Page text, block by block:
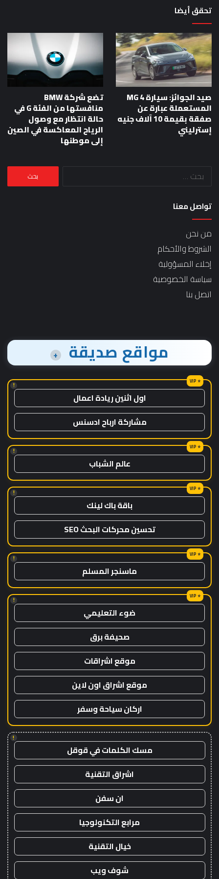
تحقق أيضا
صيد الجوائز: سيارة MG 4
المستعملة عبارة عن
صفقة بقيمة 10 آلاف جنيه
إسترليني
تضع شركة BMW
منافستها من الفئة G في
حالة انتظار مع وصول
الرياح المعاكسة في الصين
إلى موطنها
البحث
تواصل معنا
من نحن
الشروط والأحكام
إخلاء المسؤولية
سياسة الخصوصية
اتصل بنا
مواقع صديقة +
!
اول اثنين ريادة اعمال
مشاركة ارباح ادسنس
!
عالم الشباب
!
باقة باك لينك
تحسين محركات البحث SEO
!
ماسنجر المسلم
!
ضوء التعليمي
صحيفة برق
موقع اشراقات
موقع اشراق اون لاين
اركان سياحة وسفر
!
مسك الكلمات في قوقل
اشراق التقنية
ان سفن
مرابع التكنولوجيا
خيال التقنية
شوف ويب